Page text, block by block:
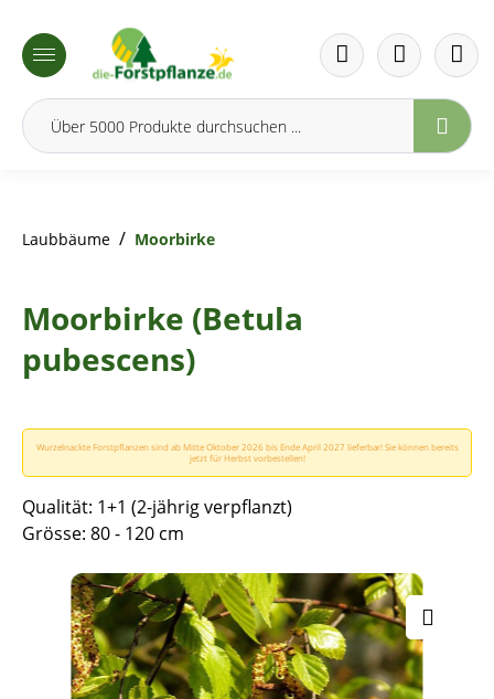
springen
Laubbäume / Moorbirke
Moorbirke (Betula
pubescens)
Wurzelnackte Forstpflanzen sind ab Mitte Oktober 2026 bis Ende April 2027 lieferbar! Sie können bereits
jetzt für Herbst vorbestellen!
Qualität: 1+1 (2-jährig verpflanzt)
Grösse: 80 - 120 cm